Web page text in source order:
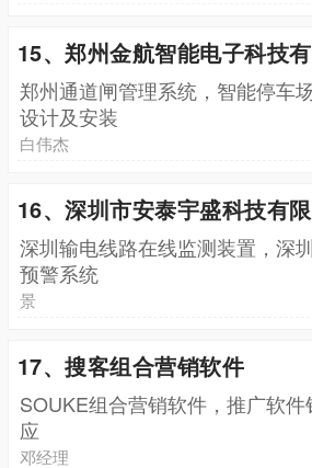
15、郑州金航智能电子科技
郑州通道闸管理系统，智能停车
设计及安装
白伟杰
16、深圳市安泰宇盛科技有
深圳输电线路在线监测装置，深
预警系统
景
17、搜客组合营销软件
SOUKE组合营销软件，推广软
应
邓经理